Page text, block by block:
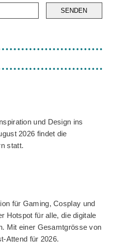
SENDEN
und Design ins
2026 findet die
statt.
für Gaming, Cosplay und
Hotspot für alle, die digitale
Mit einer Gesamtgrösse von
Attend für 2026.